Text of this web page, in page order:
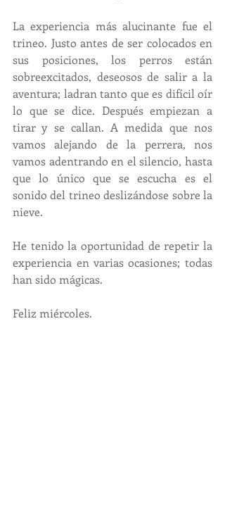
La experiencia más alucinante fue el
trineo. Justo antes de ser colocados en
sus posiciones, los perros están
sobreexcitados, deseosos de salir a la
aventura; ladran tanto que es difícil oír
lo que se dice. Después empiezan a
tirar y se callan. A medida que nos
vamos alejando de la perrera, nos
vamos adentrando en el silencio, hasta
que lo único que se escucha es el
sonido del trineo deslizándose sobre la
nieve.
He tenido la oportunidad de repetir la
experiencia en varias ocasiones; todas
han sido mágicas.
Feliz miércoles.